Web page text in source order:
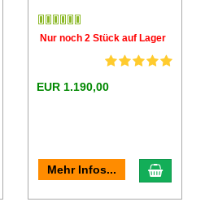
Nur noch 2 Stück auf Lager
EUR 1.190,00
Mehr Infos...